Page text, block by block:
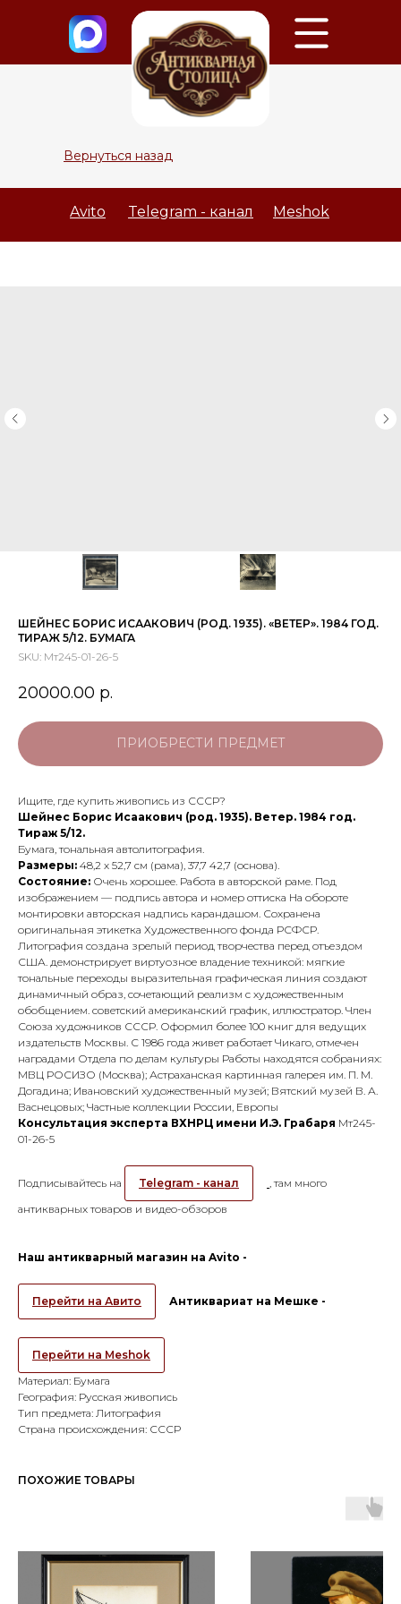
Вернуться назад
Meshok
Avito Telegram - канал
ШЕЙНЕС БОРИС ИСААКОВИЧ (РОД. 1935). «ВЕТЕР». 1984 ГОД.
ТИРАЖ 5/12. БУМАГА
SKU: Мт245-01-26-5
20000.00 р.
ПРИОБРЕСТИ ПРЕДМЕТ
Ищите, где купить живопись из СССР?
Шейнес Борис Исаакович (род. 1935). Ветер. 1984 год.
Тираж 5/12.
Бумага, тональная автолитография.
Размеры: 48,2 х 52,7 см (рама), 37,7 42,7 (основа).
Состояние: Очень хорошее. Работа в авторской раме. Под
изображением — подпись автора и номер оттиска На обороте
монтировки авторская надпись карандашом. Сохранена
оригинальная этикетка Художественного фонда РСФСР.
Литография создана зрелый период творчества перед отъездом
США. демонстрирует виртуозное владение техникой: мягкие
тональные переходы выразительная графическая линия создают
динамичный образ, сочетающий реализм с художественным
обобщением. советский американский график, иллюстратор. Член
Союза художников СССР. Оформил более 100 книг для ведущих
издательств Москвы. С 1986 года живет работает Чикаго, отмечен
наградами Отдела по делам культуры Работы находятся собраниях:
МВЦ РОСИЗО (Москва); Астраханская картинная галерея им. П. М.
Догадина; Ивановский художественный музей; Вятский музей В. А.
Васнецовых; Частные коллекции России, Европы
Консультация эксперта ВХНРЦ имени И.Э. Грабаря Мт245-
01-26-5
Подписывайтесь на Telegram - канал
, там много
антикварных товаров и видео-обзоров
Наш антикварный магазин на Avito -
Перейти на Авито Антиквариат на Мешке -
Перейти на Meshok
Материал: Бумага
География: Русская живопись
Тип предмета: Литография
Страна происхождения: СССР
ПОХОЖИЕ ТОВАРЫ